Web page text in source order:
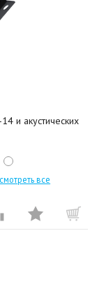
и акустических
все